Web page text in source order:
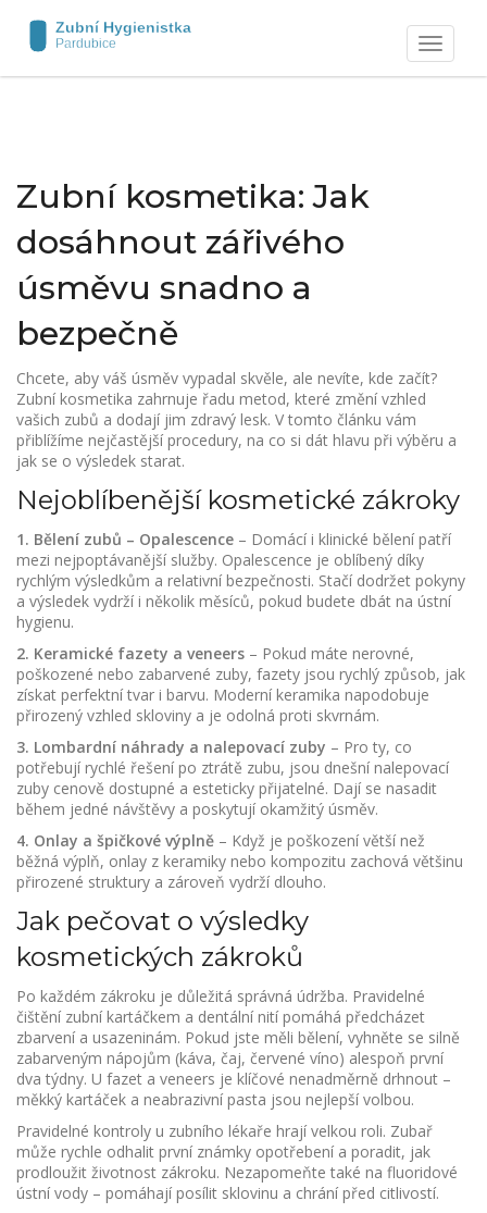
Zobrazit
navigaci
Zubní kosmetika: Jak
dosáhnout zářivého
úsměvu snadno a
bezpečně
Chcete, aby váš úsměv vypadal skvěle, ale nevíte, kde začít?
Zubní kosmetika zahrnuje řadu metod, které změní vzhled
vašich zubů a dodají jim zdravý lesk. V tomto článku vám
přiblížíme nejčastější procedury, na co si dát hlavu při výběru a
jak se o výsledek starat.
Nejoblíbenější kosmetické zákroky
1. Bělení zubů – Opalescence – Domácí i klinické bělení patří
mezi nejpoptávanější služby. Opalescence je oblíbený díky
rychlým výsledkům a relativní bezpečnosti. Stačí dodržet pokyny
a výsledek vydrží i několik měsíců, pokud budete dbát na ústní
hygienu.
2. Keramické fazety a veneers – Pokud máte nerovné,
poškozené nebo zabarvené zuby, fazety jsou rychlý způsob, jak
získat perfektní tvar i barvu. Moderní keramika napodobuje
přirozený vzhled skloviny a je odolná proti skvrnám.
3. Lombardní náhrady a nalepovací zuby – Pro ty, co
potřebují rychlé řešení po ztrátě zubu, jsou dnešní nalepovací
zuby cenově dostupné a esteticky přijatelné. Dají se nasadit
během jedné návštěvy a poskytují okamžitý úsměv.
4. Onlay a špičkové výplně – Když je poškození větší než
běžná výplň, onlay z keramiky nebo kompozitu zachová většinu
přirozené struktury a zároveň vydrží dlouho.
Jak pečovat o výsledky
kosmetických zákroků
Po každém zákroku je důležitá správná údržba. Pravidelné
čištění zubní kartáčkem a dentální nití pomáhá předcházet
zbarvení a usazeninám. Pokud jste měli bělení, vyhněte se silně
zabarveným nápojům (káva, čaj, červené víno) alespoň první
dva týdny. U fazet a veneers je klíčové nenadměrně drhnout –
měkký kartáček a neabrazivní pasta jsou nejlepší volbou.
Pravidelné kontroly u zubního lékaře hrají velkou roli. Zubař
může rychle odhalit první známky opotřebení a poradit, jak
prodloužit životnost zákroku. Nezapomeňte také na fluoridové
ústní vody – pomáhají posílit sklovinu a chrání před citlivostí.